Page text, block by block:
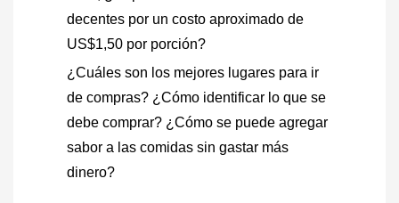
decentes por un costo aproximado de
US$1,50 por porción?
¿Cuáles son los mejores lugares para ir
de compras? ¿Cómo identificar lo que se
debe comprar? ¿Cómo se puede agregar
sabor a las comidas sin gastar más
dinero?